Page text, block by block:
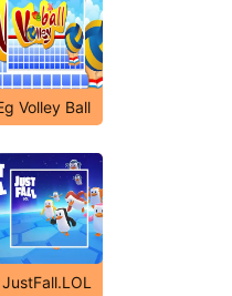
Volley Ball
JustFall.LOL